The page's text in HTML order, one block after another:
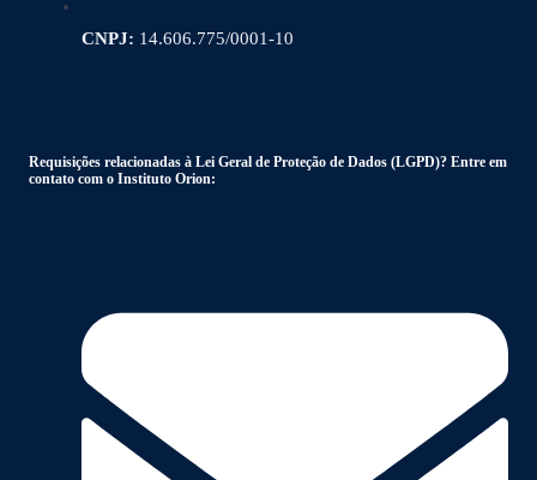
CNPJ: 14.606.775/0001-10
Requisições relacionadas à Lei Geral de Proteção de Dados (LGPD)? Entre em
contato com o Instituto Orion: